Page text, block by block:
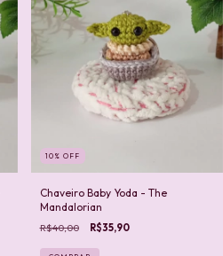
10 % OFF
Chaveiro Baby Yoda - The
Mandalorian
R$40,00 R$35,90